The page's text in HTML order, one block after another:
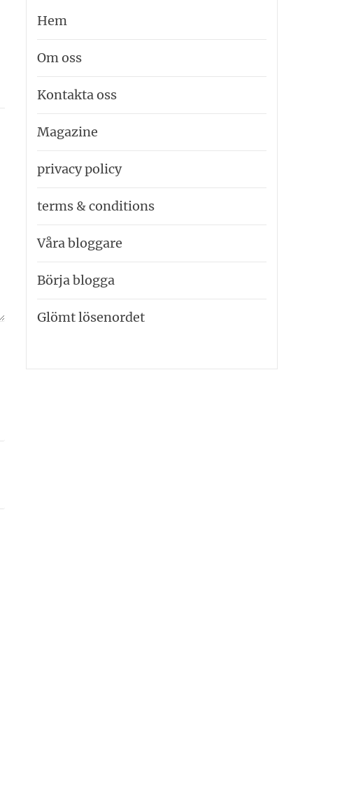
Hem
Om oss
Kontakta oss
Magazine
privacy policy
terms & conditions
Våra bloggare
Börja blogga
Glömt lösenordet